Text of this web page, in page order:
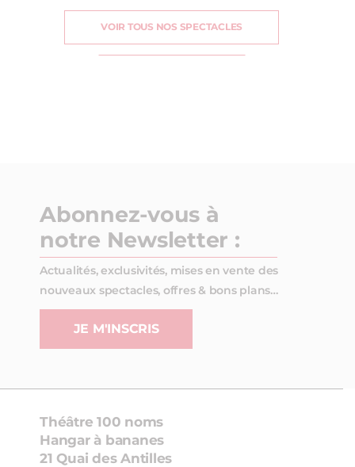
VOIR TOUS NOS SPECTACLES
Abonnez-vous à
notre Newsletter :
Actualités, exclusivités, mises en vente des
nouveaux spectacles, offres & bons plans…
JE M'INSCRIS
Théâtre 100 noms
Hangar à bananes
21 Quai des Antilles